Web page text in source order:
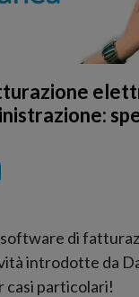
di
introdotte da
casi particolari!